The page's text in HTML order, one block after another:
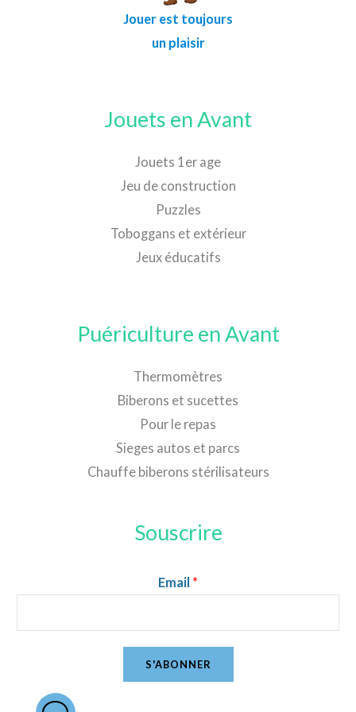
Jouer est toujours
un plaisir
Jouets en Avant
Jouets 1er age
Jeu de construction
Puzzles
Toboggans et extérieur
Jeux éducatifs
Puériculture en Avant
Thermomètres
Biberons et sucettes
Pour le repas
Sieges autos et parcs
Chauffe biberons stérilisateurs
Souscrire
Email *
S'ABONNER